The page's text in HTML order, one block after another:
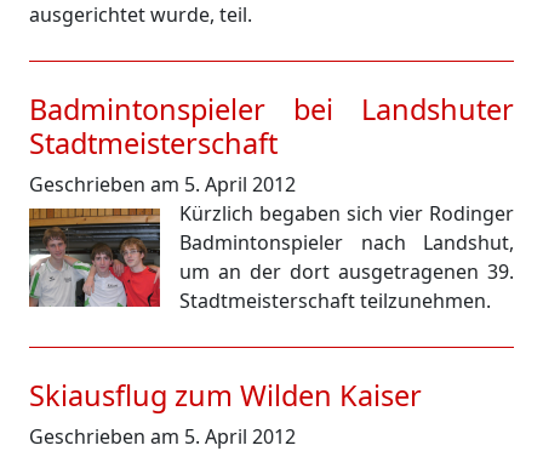
ausgerichtet wurde, teil.
Badmintonspieler bei Landshuter
Stadtmeisterschaft
Geschrieben am 5. April 2012
Kürzlich begaben sich vier Rodinger
Badmintonspieler nach Landshut,
um an der dort ausgetragenen 39.
Stadtmeisterschaft teilzunehmen.
Skiausflug zum Wilden Kaiser
Geschrieben am 5. April 2012